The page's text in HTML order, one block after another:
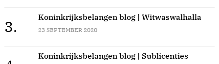
3.
Koninkrijksbelangen blog | Witwaswalhalla
23 SEPTEMBER 2020
Koninkrijksbelangen blog | Sublicenties